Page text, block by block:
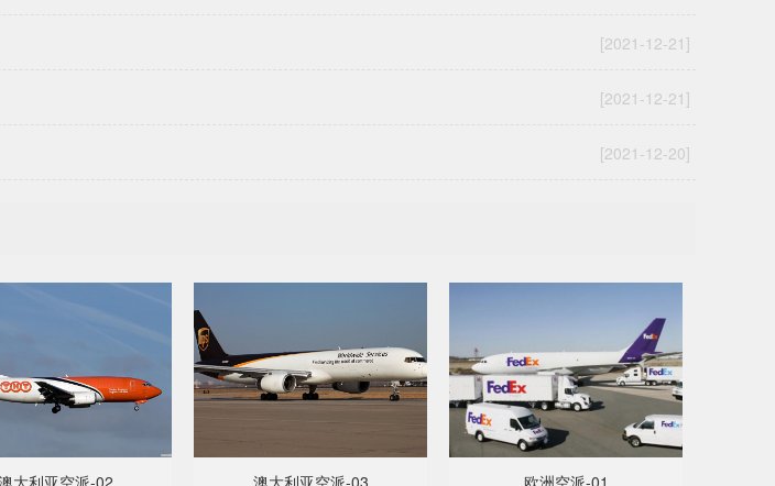
[2021-12-21]
[2021-12-21]
[2021-12-20]
大利亚空派-02 澳大利亚空派-03 欧洲空派-01